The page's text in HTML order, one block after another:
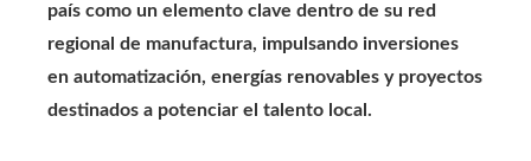
país como un elemento clave dentro de su red
regional de manufactura, impulsando inversiones
en automatización, energías renovables y proyectos
destinados a potenciar el talento local.